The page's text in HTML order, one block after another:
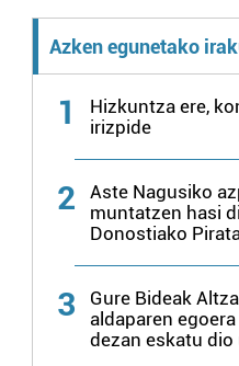
Azken egunetako
1
Hizkuntza ere,
irizpide
2
Aste Nagusiko
muntatzen hasi
Donostiako
3
Gure Bideak
aldaparen
dezan eskatu dio